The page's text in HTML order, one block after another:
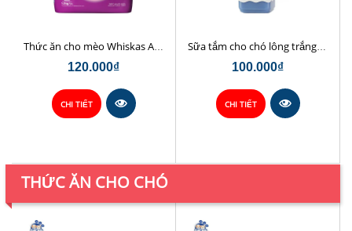
Thức ăn cho mèo Whiskas Adult Cá Thu (wact)
120.000₫
CHI TIẾT
Sữa tắm cho chó lông trắng SOS 530ml (sosxd)
100.000₫
CHI TIẾT
THỨC ĂN CHO CHÓ